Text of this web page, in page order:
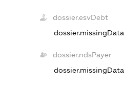
dossier.esvDebt
dossier.missingData
dossier.ndsPayer
dossier.missingData